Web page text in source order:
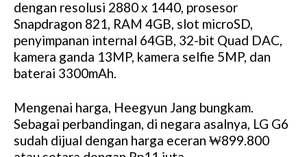
dengan resolusi 2880 x 1440, prosesor
Snapdragon 821, RAM 4GB, slot microSD,
penyimpanan internal 64GB, 32-bit Quad DAC,
kamera ganda 13MP, kamera selfie 5MP, dan
baterai 3300mAh.
Mengenai harga, Heegyun Jang bungkam.
Sebagai perbandingan, di negara asalnya, LG G6
sudah dijual dengan harga eceran ₩899.800